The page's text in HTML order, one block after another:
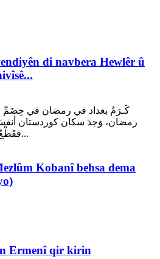
di navbera Hewlêr û
رمضان، وَجدَ سكان كوردستان
فقَطْعُ نصفِ الراتب الخاص بإقليم...
Kobanî behsa dema
Ermenî qir kirin